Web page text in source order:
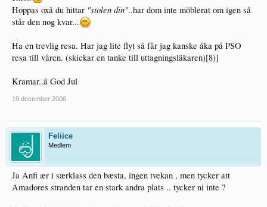
Hoppas oxå du hittar "stolen din"..har dom inte möblerat om igen så
står den nog kvar...
Ha en trevlig resa. Har jag lite flyt så får jag kanske åka på PSO
resa till våren. (skickar en tanke till uttagningsläkaren)[8)]
Kramar..å God Jul
19 december 2006
Feliice
Medlem
Ja Anfi ær i særklass den bæsta, ingen tvekan , men tycker att
Amadores stranden tar en stark andra plats .. tycker ni inte ?